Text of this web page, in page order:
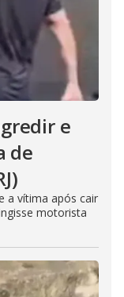
e
de
a vítima após cair
motorista